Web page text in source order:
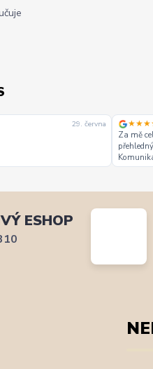
29. června
Za mě
musím
termínu.
ESHOP